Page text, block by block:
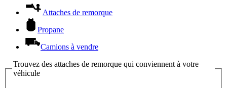
Attaches de remorque
Propane
Camions à vendre
Trouvez des attaches de remorque qui conviennent à votre
véhicule